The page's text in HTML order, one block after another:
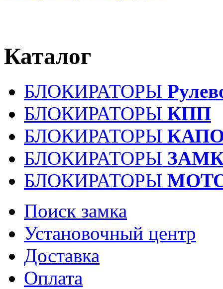
Каталог
БЛОКИРАТОРЫ
БЛОКИРАТОРЫ КПП
БЛОКИРАТОРЫ
БЛОКИРАТОРЫ
БЛОКИРАТОРЫ
Поиск замка
Установочный центр
Доставка
Оплата